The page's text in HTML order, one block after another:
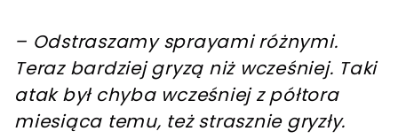
– Odstraszamy sprayami różnymi.
Teraz bardziej gryzą niż wcześniej. Taki
atak był chyba wcześniej z półtora
miesiąca temu, też strasznie gryzły.